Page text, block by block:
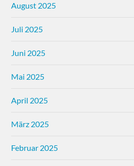
August 2025
Juli 2025
Juni 2025
Mai 2025
April 2025
März 2025
Februar 2025